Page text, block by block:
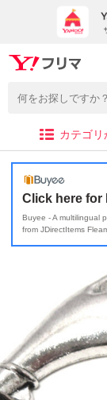
カテゴリ
Click here for
Buyee - A multilingual
from JDirectItems